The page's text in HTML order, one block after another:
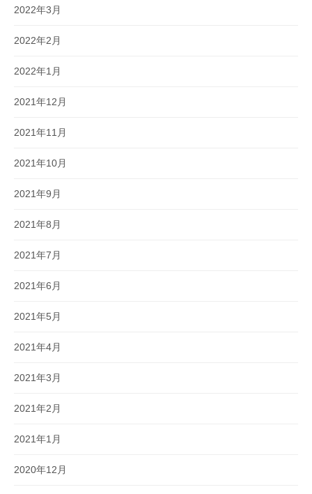
2022年3月
2022年2月
2022年1月
2021年12月
2021年11月
2021年10月
2021年9月
2021年8月
2021年7月
2021年6月
2021年5月
2021年4月
2021年3月
2021年2月
2021年1月
2020年12月